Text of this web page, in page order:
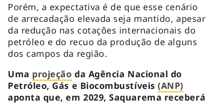
Porém, a expectativa é de que esse cenário
de arrecadação elevada seja mantido, apesar
da redução nas cotações internacionais do
petróleo e do recuo da produção de alguns
dos campos da região.
Uma projeção da Agência Nacional do
Petróleo, Gás e Biocombustíveis(ANP)
aponta que, em 2029, Saquarema receberá